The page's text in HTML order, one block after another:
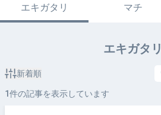
エキガタリ マチ
エキガタリ
新着順
1件の記事を表示しています